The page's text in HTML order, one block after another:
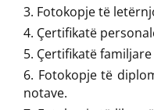
Fotokopje të
Çertifikatë
Çertifikatë familjare
Fotokopje të
notave.